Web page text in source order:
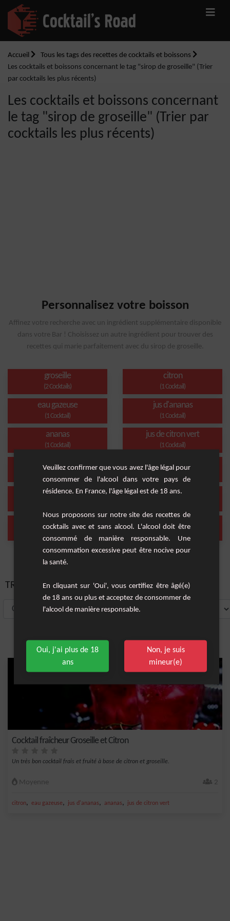
Accueil
Tous les tags des recettes de cocktails et boissons
Les cocktails et boissons concernant le tag "sirop de groseille" (Trier
par cocktails les plus récents)
Les cocktails et boissons concernant
le tag "sirop de groseille" (Trier par
cocktails les plus récents)
Personnalisez votre boisson
Affinez votre recherche avec un ingrédient supplémentaire disponible
dans votre Bar ! Choisissez un autre ingrédient pour trouver des
recettes qui marie parfaitement avec du sirop de groseille.
groseille
(2 Cocktails)
citron
(1 Cocktail)
eau gazeuse
(1 Cocktail)
jus d'ananas
(1 Cocktail)
ananas
(1 Cocktail)
jus de citron vert
(1 Cocktail)
miel jus de citron
cognac martini rouge
martini rose
TRIER PAR:
Cocktail fraîcheur Groseille et Citron
Un très bon cocktail frais et fruité à base de citron et groseille.
Moyenne 2
citron, eau gazeuse, jus d'ananas, ananas, jus de citron vert
Veuillez confirmer que vous avez l'âge légal pour
consommer de l'alcool dans votre pays de
résidence. En France, l'âge légal est de 18 ans.
Nous proposons sur notre site des recettes de
cocktails avec et sans alcool. L'alcool doit être
consommé de manière responsable. Une
consommation excessive peut être nocive pour
la santé.
En cliquant sur 'Oui', vous certifiez être âgé(e)
de 18 ans ou plus et acceptez de consommer de
l'alcool de manière responsable.
Oui, j'ai plus de 18
ans
Non, je suis
mineur(e)